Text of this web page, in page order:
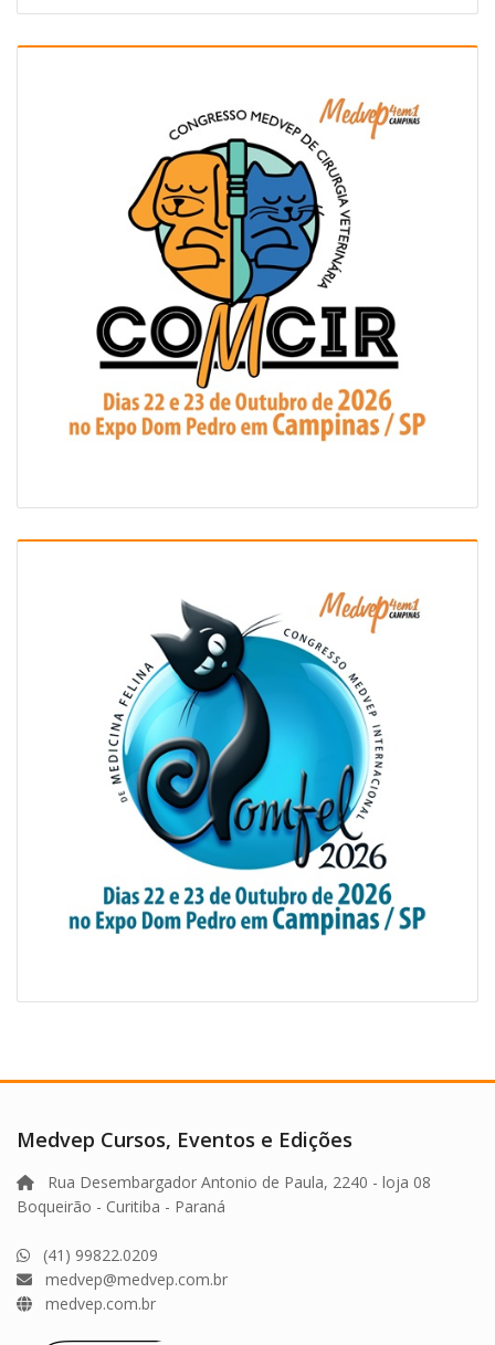
Medvep Cursos, Eventos e Edições
Rua Desembargador Antonio de Paula, 2240 - loja 08
Boqueirão - Curitiba - Paraná
(41) 99822.0209
medvep@medvep.com.br
medvep.com.br